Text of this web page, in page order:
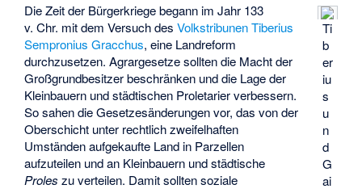
Ti
b
er
iu
s
u
n
d
G
ai
Die Zeit der Bürgerkriege begann im Jahr 133
v. Chr. mit dem Versuch desVolkstribunen Tiberius
Sempronius Gracchus, eine Landreform
durchzusetzen. Agrargesetze sollten die Macht der
Großgrundbesitzer beschränken und die Lage der
Kleinbauern und städtischen Proletarier verbessern.
So sahen die Gesetzesänderungen vor, das von der
Oberschicht unter rechtlich zweifelhaften
Umständen aufgekaufte Land in Parzellen
aufzuteilen und an Kleinbauern und städtische
Proles zu verteilen. Damit sollten soziale